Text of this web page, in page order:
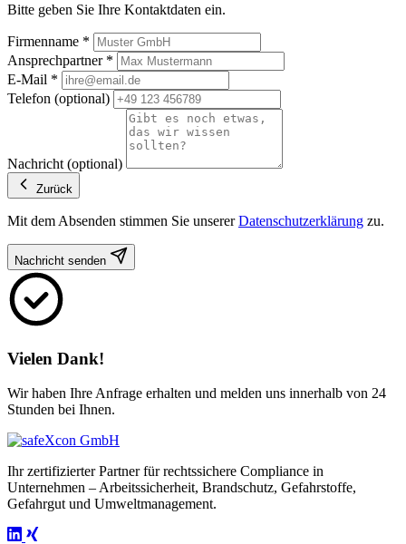
Bitte geben Sie Ihre Kontaktdaten ein.
Firmenname *
Ansprechpartner *
E-Mail *
Telefon (optional)
Nachricht (optional)
Zurück
Mit dem Absenden stimmen Sie unsererDatenschutzerklärung zu.
Nachricht senden
Vielen Dank!
Wir haben Ihre Anfrage erhalten und melden uns innerhalb von 24
Stunden bei Ihnen.
Ihr zertifizierter Partner für rechtssichere Compliance in
Unternehmen – Arbeitssicherheit, Brandschutz, Gefahrstoffe,
Gefahrgut und Umweltmanagement.